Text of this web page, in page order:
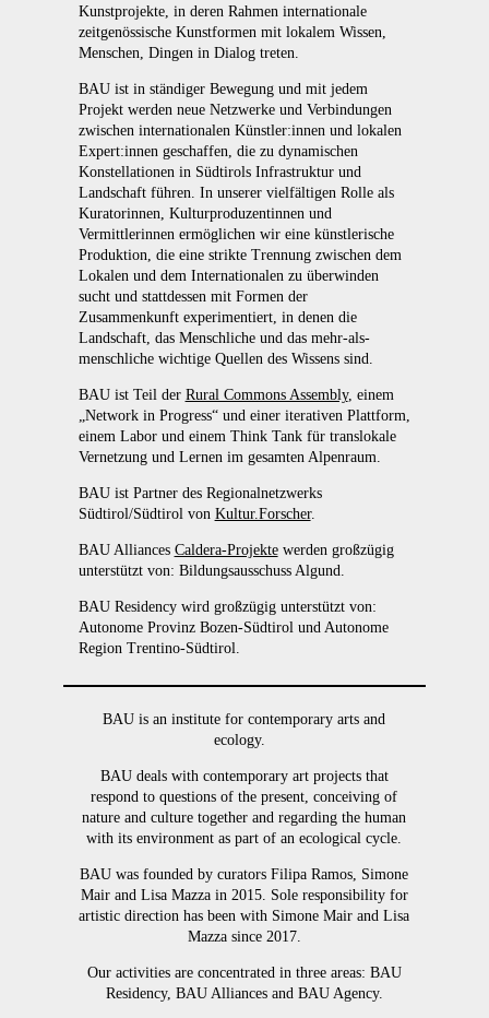
Kunstprojekte, in deren Rahmen internationale
zeitgenössische Kunstformen mit lokalem Wissen,
Menschen, Dingen in Dialog treten.
BAU ist in ständiger Bewegung und mit jedem
Projekt werden neue Netzwerke und Verbindungen
zwischen internationalen Künstler:innen und lokalen
Expert:innen geschaffen, die zu dynamischen
Konstellationen in Südtirols Infrastruktur und
Landschaft führen. In unserer vielfältigen Rolle als
Kuratorinnen, Kulturproduzentinnen und
Vermittlerinnen ermöglichen wir eine künstlerische
Produktion, die eine strikte Trennung zwischen dem
Lokalen und dem Internationalen zu überwinden
sucht und stattdessen mit Formen der
Zusammenkunft experimentiert, in denen die
Landschaft, das Menschliche und das mehr-als-
menschliche wichtige Quellen des Wissens sind.
BAU ist Teil der Rural Commons Assembly, einem
„Network in Progress“ und einer iterativen Plattform,
einem Labor und einem Think Tank für translokale
Vernetzung und Lernen im gesamten Alpenraum.
BAU ist Partner des Regionalnetzwerks
Südtirol/Südtirol von Kultur.Forscher.
BAU Alliances Caldera-Projektewerden großzügig
unterstützt von: Bildungsausschuss Algund.
BAU Residency wird großzügig unterstützt von:
Autonome Provinz Bozen-Südtirol und Autonome
Region Trentino-Südtirol.
BAU is an institute for contemporary arts and
ecology.
BAU deals with contemporary art projects that
respond to questions of the present, conceiving of
nature and culture together and regarding the human
with its environment as part of an ecological cycle.
BAU was founded by curators Filipa Ramos, Simone
Mair and Lisa Mazza in 2015. Sole responsibility for
artistic direction has been with Simone Mair and Lisa
Mazza since 2017.
Our activities are concentrated in three areas: BAU
Residency, BAU Alliances and BAU Agency.